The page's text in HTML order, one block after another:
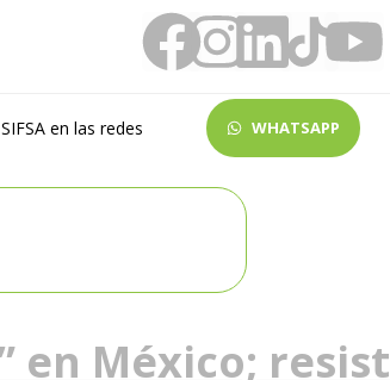
SIFSA en las redes WHATSAPP
en México;